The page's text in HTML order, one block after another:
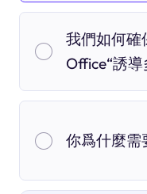
我們如何確
Office“誘導
你爲什麼需